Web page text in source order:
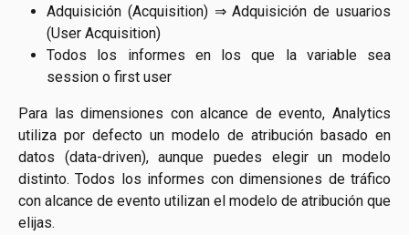
Adquisición (Acquisition) ⇒ Adquisición de usuarios
(User Acquisition)
Todos los informes en los que la variable sea
session o first user
Para las dimensiones con alcance de evento, Analytics
utiliza por defecto un modelo de atribución basado en
datos (data-driven), aunque puedes elegir un modelo
distinto. Todos los informes con dimensiones de tráfico
con alcance de evento utilizan el modelo de atribución que
elijas.